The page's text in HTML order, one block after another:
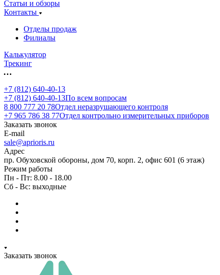
Статьи и обзоры
Контакты
Отделы продаж
Филиалы
Калькулятор
Трекинг
+7 (812) 640-40-13
+7 (812) 640-40-13По всем вопросам
8 800 777 20 78Отдел неразрушающего контроля
+7 965 786 38 77Отдел контрольно измерительных приборов
Заказать звонок
E-mail
sale@aprioris.ru
Адрес
пр. Обуховской обороны, дом 70, корп. 2, офис 601 (6 этаж)
Режим работы
Пн - Пт: 8.00 - 18.00
Сб - Вс: выходные
Заказать звонок